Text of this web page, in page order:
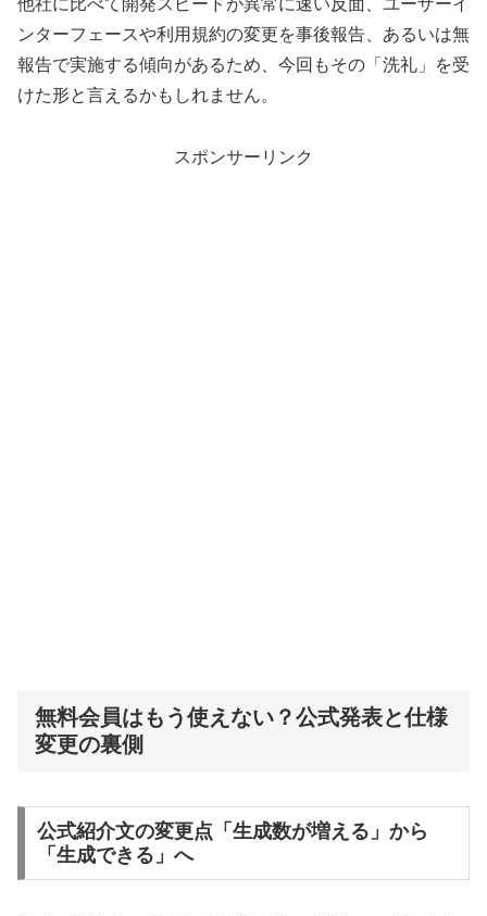
他社に比べて開発スピードが異常に速い反面、ユーザーイ
ンターフェースや利用規約の変更を事後報告、あるいは無
報告で実施する傾向があるため、今回もその「洗礼」を受
けた形と言えるかもしれません。
スポンサーリンク
無料会員はもう使えない？公式発表と仕様
変更の裏側
公式紹介文の変更点「生成数が増える」から
「生成できる」へ